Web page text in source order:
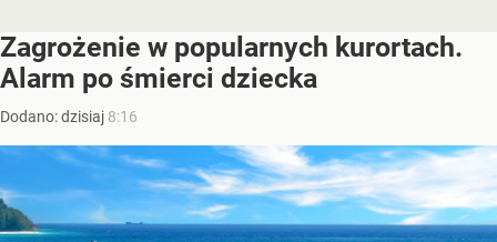
Zagrożenie w popularnych kurortach.
Alarm po śmierci dziecka
Dodano:dzisiaj 8:16